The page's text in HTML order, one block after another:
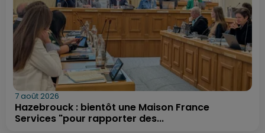
7 août 2026
Hazebrouck : bientôt une Maison France
Services "pour rapporter des...